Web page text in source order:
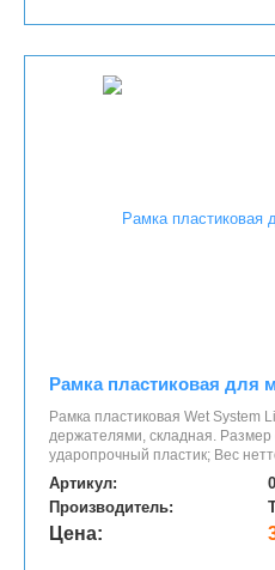
Рамка пластиковая для
Рамка пластиковая Wet System
держателями, складная.
ударопрочный пластик; Вес
Артикул:
Производитель:
Цена: